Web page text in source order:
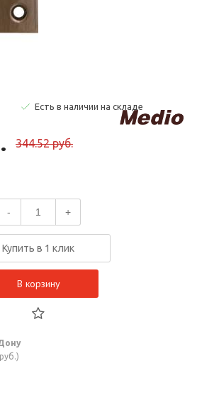
Есть в наличии на складе
344.52 руб.
- +
Купить в 1 клик
В корзину